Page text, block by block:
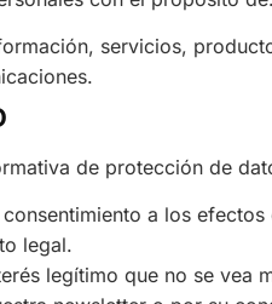
servicios,
de protección de
a los
legal.
legítimo que no se